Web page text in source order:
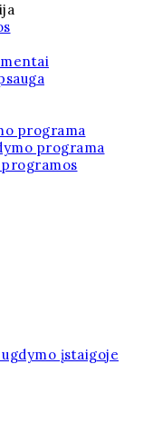
programa
programa
įstaigoje